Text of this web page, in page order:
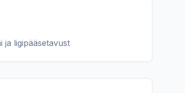
ja ligipääsetavust